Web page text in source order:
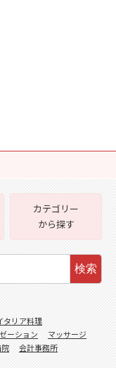
カテゴリー
から探す
検索
タリア料理
ーション
マッサージ
会計事務所